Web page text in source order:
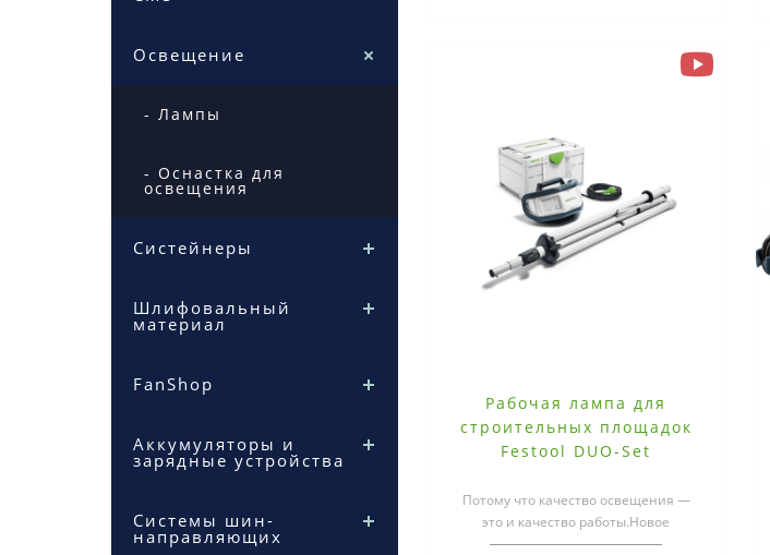
Освещение
- Лампы
- Оснастка для
освещения
Систейнеры
Шлифовальный
материал
FanShop
Аккумуляторы и
зарядные устройства
Системы шин-
направляющих
Рабочая лампа для
строительных площадок
Festool DUO-Set
Потому что качество освещения —
это и качество работы.Новое
поколение осветительных приборов: